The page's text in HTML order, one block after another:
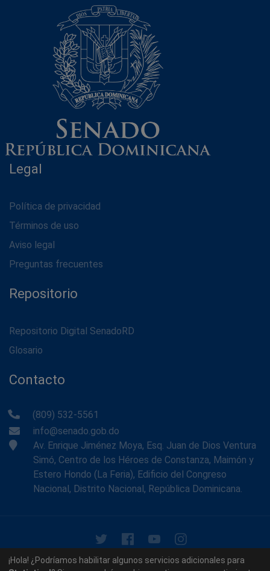
Legal
Política de privacidad
Términos de uso
Aviso legal
Preguntas frecuentes
Repositorio
Repositorio Digital SenadoRD
Glosario
Contacto
(809) 532-5561
info@senado.gob.do
Av. Enrique Jiménez Moya, Esq. Juan de Dios Ventura
Simó, Centro de los Héroes de Constanza, Maimón y
Estero Hondo (La Feria), Edificio del Congreso
Nacional, Distrito Nacional, República Dominicana.
© 2026 - Memoria Histórica del Senado de la República
¡Hola! ¿Podríamos habilitar algunos servicios adicionales para